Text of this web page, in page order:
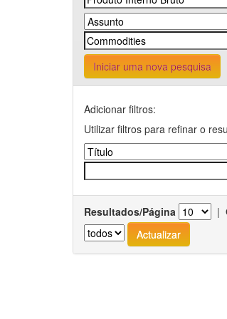
Iniciar uma nova pesquisa
Adicionar filtros:
Utilizar filtros para refinar o
Resultados/Página |